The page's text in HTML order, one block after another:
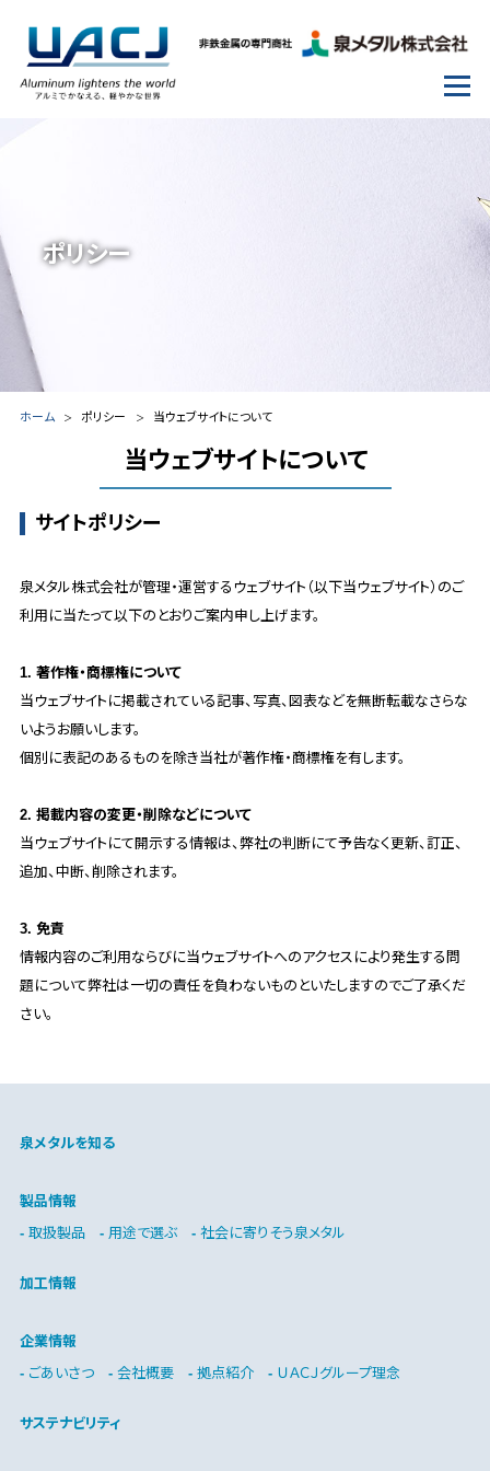
ポリシー
ホーム ポリシー 当ウェブサイトについて
当ウェブサイトについて
サイトポリシー
泉メタル株式会社が管理・運営するウェブサイト（以下当ウェブサイト）のご
利用に当たって以下のとおりご案内申し上げます。
1. 著作権・商標権について
当ウェブサイトに掲載されている記事、写真、図表などを無断転載なさらな
いようお願いします。
個別に表記のあるものを除き当社が著作権・商標権を有します。
2. 掲載内容の変更・削除などについて
当ウェブサイトにて開示する情報は、弊社の判断にて予告なく更新、訂正、
追加、中断、削除されます。
3. 免責
情報内容のご利用ならびに当ウェブサイトへのアクセスにより発生する問
題について弊社は一切の責任を負わないものといたしますのでご了承くだ
さい。
泉メタルを知る
製品情報
取扱製品
用途で選ぶ 社会に寄りそう泉メタル
加工情報
企業情報
ごあいさつ
会社概要 拠点紹介 ＵＡＣＪグループ理念
サステナビリティ